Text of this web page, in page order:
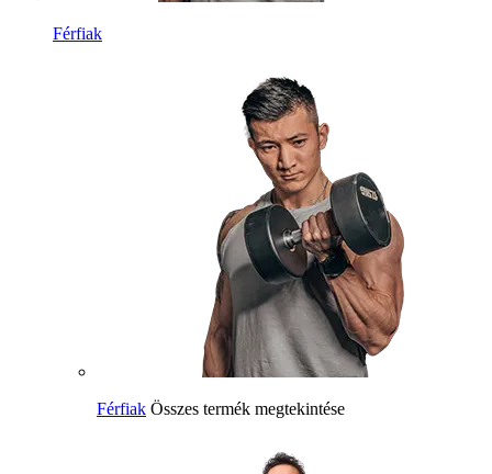
Férfiak
Férfiak Összes termék megtekintése